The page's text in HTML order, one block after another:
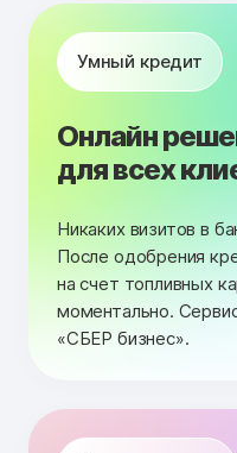
Умный кредит
Онлайн
для всех
Никаких визитов в
После одобрения
на счет топливных
моментально.
«СБЕР бизнес».